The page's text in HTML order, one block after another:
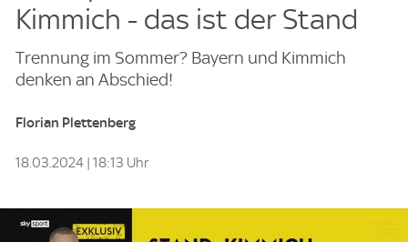
Kimmich - das ist der Stand
Trennung im Sommer? Bayern und Kimmich
denken an Abschied!
Florian Plettenberg
18.03.2024 | 18:13 Uhr